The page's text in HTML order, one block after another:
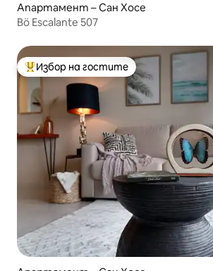
Апартамент – Сан Хосе
Bö Escalante 507
Най-популярен избор на гостите
Избор на гостите